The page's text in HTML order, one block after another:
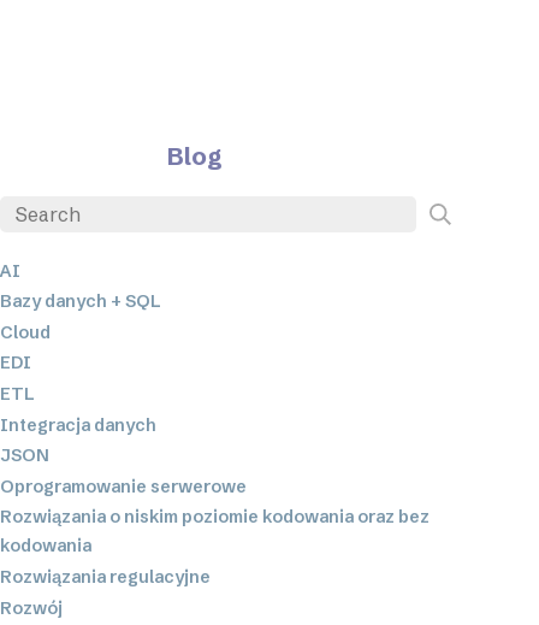
Blog
AI
Bazy danych + SQL
Cloud
EDI
ETL
Integracja danych
JSON
Oprogramowanie serwerowe
Rozwiązania o niskim poziomie kodowania oraz bez
kodowania
Rozwiązania regulacyjne
Rozwój